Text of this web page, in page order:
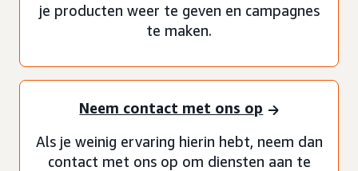
je producten weer te geven en campagnes
te maken.
Neem contact met ons op
Als je weinig ervaring hierin hebt, neem dan
contact met ons op om diensten aan te